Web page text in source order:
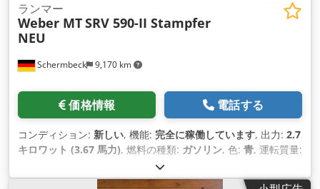
Schermbeck 9,170 km
ランマー
Weber MTSRV 590-II Stampfer
NEU
価格情報 電話する
コンディション: 新しい, 機能: 完全に稼働しています, 出力: 2.7
キロワット (3.67 馬力), 燃料の種類: ガソリン, 色: 青, 運転質量:
2026